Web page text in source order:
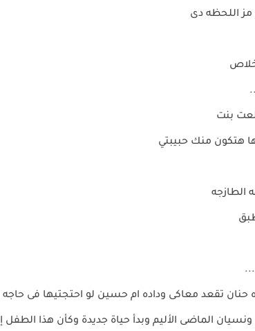
مز اللحظه دى
بنت
هتكون منك حبيبتي
الطازجه
تقعد معاكى وداده ام حسين لو احتجتيها فى حاجه
ونسيان الماضى الأليم وبدأ حياة جديدة وكأن هذا